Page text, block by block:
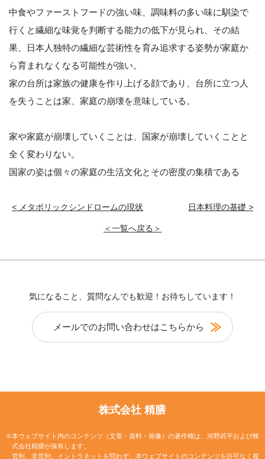
中食やファーストフードの強い味、調味料の多い味に馴染で
行くと繊細な味覚を判断する能力の低下が見られ、その結
果、日本人独特の繊細な芸術性を育み追求する姿勢が家庭か
ら育まれなくなる可能性が強い。
家の台所は家族の健康を作り上げる顔であり、台所に立つ人
を失うことは家、家庭の崩壊を意味している。
家や家庭が崩壊していくことは、国家が崩壊していくことと
全く変わりない。
国家の姿は個々の家庭の生活文化とその密度の集積である
<メタボリックシンドロームの現状 日本料理の基礎 >
＜一覧へ戻る＞
気になること、質問なんでも歓迎！お待ちしています！
メールでのお問い合わせはこちらから
株式会社 精膳
※本ウェブサイト内のコンテンツ（文章・資料・画像）の著作権は、河野武平および株
式会社精膳が保有します。
営利、非営利、イントラネットを問わず、本ウェブサイトのコンテンツを許可なく複